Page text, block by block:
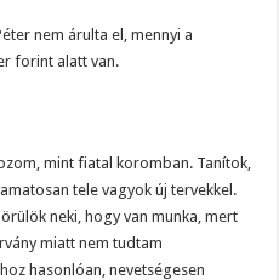
nem árulta el, mennyi a
forint alatt van.
mint fiatal koromban. Tanítok,
tele vagyok új tervekkel.
neki, hogy van munka, mert
miatt nem tudtam
hasonlóan, nevetségesen